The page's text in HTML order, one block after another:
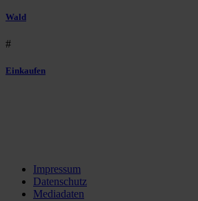
Wald
#
Einkaufen
Impressum
Datenschutz
Mediadaten